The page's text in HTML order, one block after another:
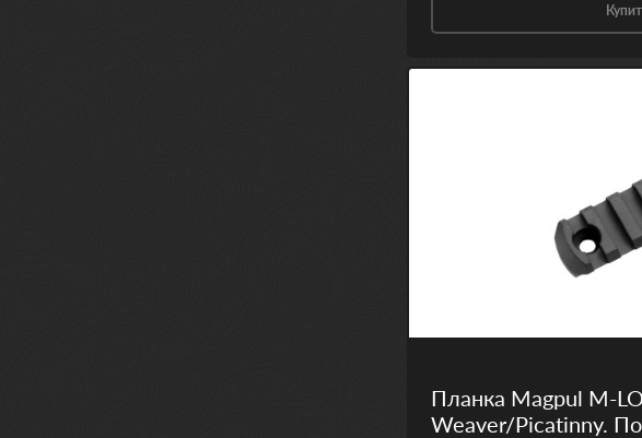
Планка Magpul M-
Weaver/Picatinny.